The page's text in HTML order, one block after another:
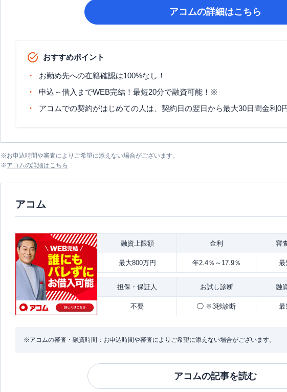
アコムの詳細はこちら
おすすめポイント
お勤め先への在籍確認は100%なし！
申込～借入までWEB完結！最短20分で融資可能！※
アコムでの契約がはじめての人は、契約日の翌日から最大30日間金利0
※お申込時間や審査によりご希望に添えない場合がございます。
※アコムの詳細はこちら
アコム
融資上限額 金利 審
最大800万円 年2.4％～17.9％
担保・ 保証人 お試し診断 融
不要 ◯ ※3秒診断
※アコムの審査・融資時間：お申込時間や審査によりご希望に添えない場合がございます。
アコムの記事を読む